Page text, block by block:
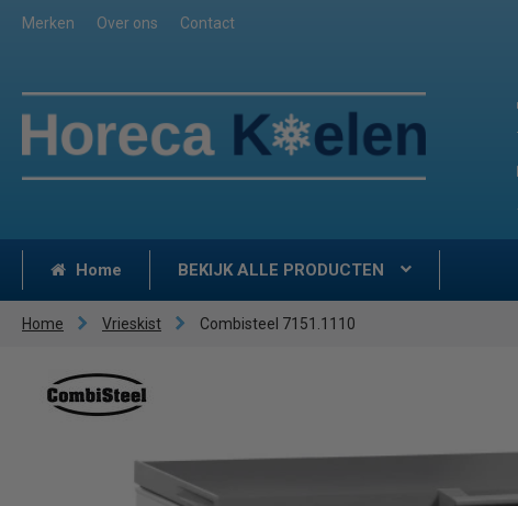
Merken Over ons Contact
Home BEKIJK ALLE PRODUCTEN
Home Vrieskist Combisteel 7151.1110